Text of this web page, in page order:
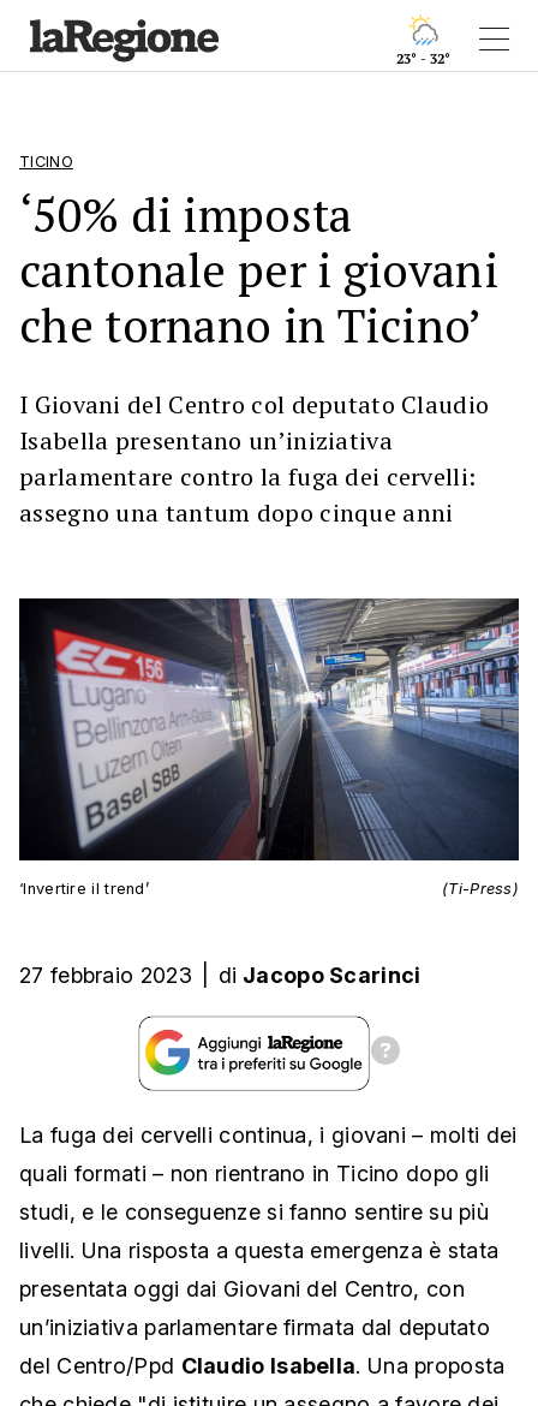
23° - 32°
TICINO
‘50% di imposta
cantonale per i giovani
che tornano in Ticino’
I Giovani del Centro col deputato Claudio
Isabella presentano un’iniziativa
parlamentare contro la fuga dei cervelli:
assegno una tantum dopo cinque anni
‘Invertire il trend’ (Ti-Press)
27 febbraio 2023 di Jacopo Scarinci
La fuga dei cervelli continua, i giovani – molti dei
quali formati – non rientrano in Ticino dopo gli
studi, e le conseguenze si fanno sentire su più
livelli. Una risposta a questa emergenza è stata
presentata oggi dai Giovani del Centro, con
un’iniziativa parlamentare firmata dal deputato
del Centro/Ppd Claudio Isabella. Una proposta